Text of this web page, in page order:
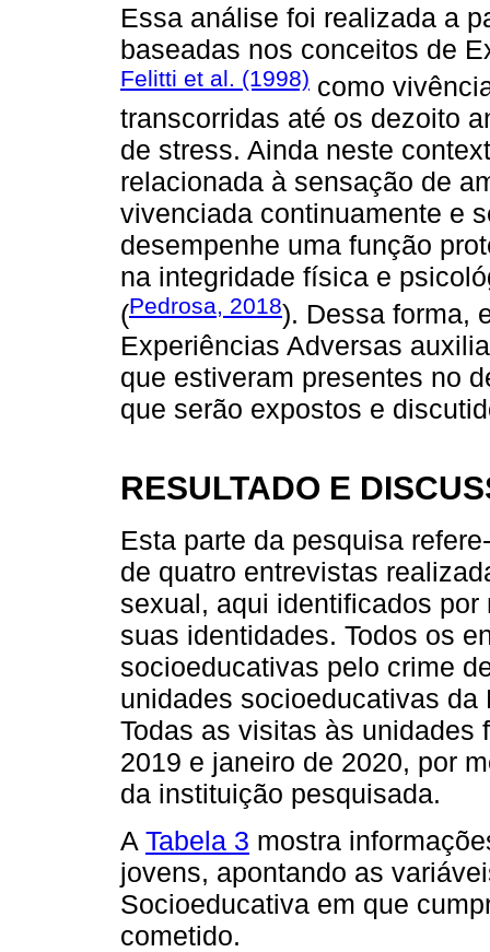
Essa análise foi realizada a
baseadas nos conceitos de
Felitti et al. (1998) como
transcorridas até os dezoito
de stress. Ainda neste
relacionada à sensação de
vivenciada continuamente e
desempenhe uma função
na integridade física e
(Pedrosa, 2018). Dessa forma,
Experiências Adversas
que estiveram presentes no
que serão expostos e
RESULTADO E
Esta parte da pesquisa
de quatro entrevistas
sexual, aqui identificados
suas identidades. Todos os
socioeducativas pelo crime
unidades socioeducativas
Todas as visitas às unidades
2019 e janeiro de 2020, por
da instituição pesquisada.
A Tabela 3 mostra
jovens, apontando as
Socioeducativa em que
cometido.